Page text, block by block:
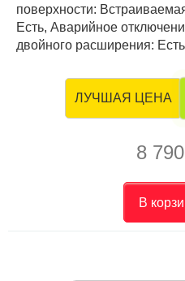
поверхности:
Есть, Аварийное
двойного расширения: Есть
ЛУЧШАЯ ЦЕНА
8
В